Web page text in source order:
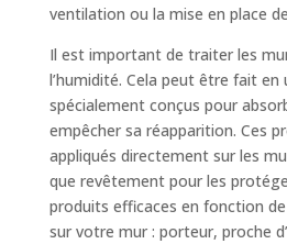
ventilation ou la mise en place
Il est important de traiter les
l’humidité. Cela peut être fait
spécialement conçus pour
empêcher sa réapparition. Ces
appliqués directement sur les
que revêtement pour les
produits efficaces en fonction
sur votre mur : porteur, proche